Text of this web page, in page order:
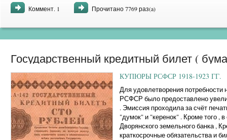
Коммент. 1 Прочитано 7769 раз(a)
Государственный кредитный билет (
цена
КУПЮРЫ РСФСР 1918-1923 ГГ.
Для удовлетворения потребности
РСФСР было предоставлено
. Эмиссия проходила за счёт
"думок" и "керенок" . Кроме того ,
Дворянского земельного банка ,
краткосрочные обязательства и